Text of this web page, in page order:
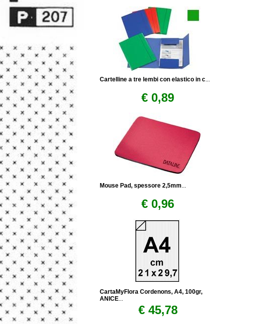
Cartelline a tre lembi con elastico in c...
€ 0,89
Mouse Pad, spessore 2,5mm...
€ 0,96
CartaMyFlora Cordenons, A4, 100gr,
ANICE...
€ 45,78